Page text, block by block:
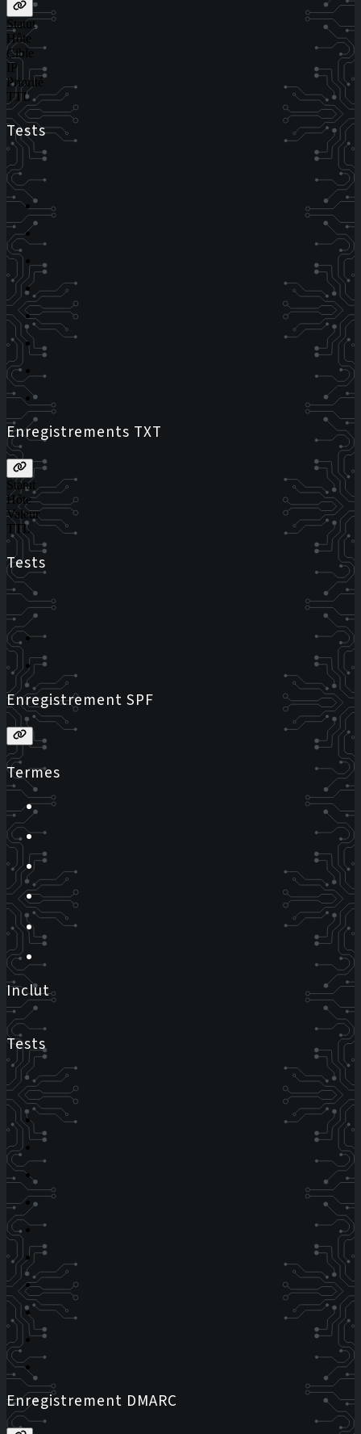
Statut
Hôte
Cible
IP
Priorité
TTL
Tests
Enregistrements TXT
Statut
Hôte
Valeur
TTL
Tests
Enregistrement SPF
Termes
Inclut
Tests
Enregistrement DMARC